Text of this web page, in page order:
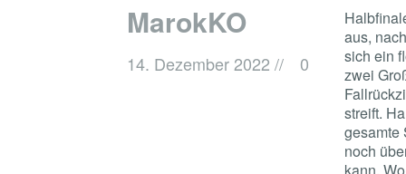
MarokKO
14. Dezember 2022 // 0
aus,
sich ein
zwei
streift.
gesamte
noch